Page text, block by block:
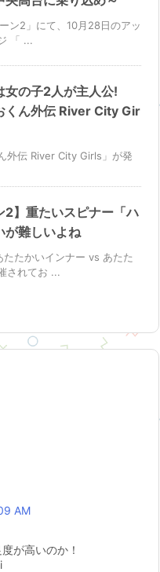
ン2」にて、10月28日のアッ
「 ...
女の子2人が主人公!
くん外伝 River City Gir
外伝 River City Girls」が発
2】重たいスピナー「ハ
が難しいよね
たかいインナー vs あたた
されてお ...
AM
が高いのか！